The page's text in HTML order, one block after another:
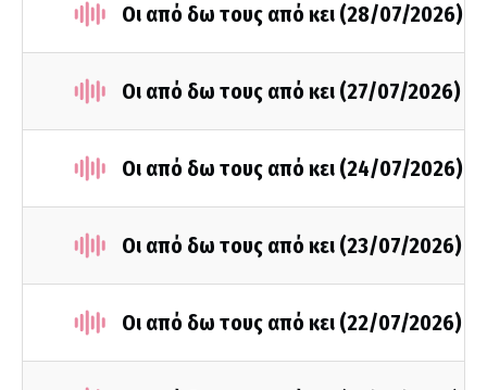
Οι από δω τους από κει (28/07/2026)
Οι από δω τους από κει (27/07/2026)
Οι από δω τους από κει (24/07/2026)
Οι από δω τους από κει (23/07/2026)
Οι από δω τους από κει (22/07/2026)